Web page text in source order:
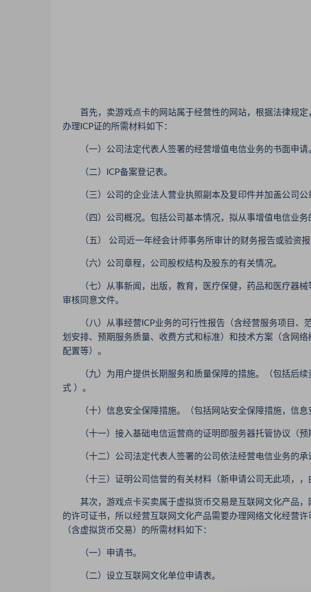
首先，卖游戏点卡的网站属于经营性的网站，根据法律规定
办理ICP证的所需材料如下：
（一）公司法定代表人签署的经营增值电信业务的书面申请
（二）ICP备案登记表。
（三）公司的企业法人营业执照副本及复印件并加盖公司公
（四）公司概况。包括公司基本情况，拟从事增值电信业务
（五） 公司近一年经会计师事务所审计的财务报告或验资报
（六）公司章程，公司股权结构及股东的有关情况。
（七）从事新闻，出版，教育，医疗保健，药品和医疗器械
审核同意文件。
（八）从事经营ICP业务的可行性报告（含经营服务项目、范
划安排、预期服务质量、收费方式和标准）和技术方案（含网
配置等）。
（九）为用户提供长期服务和质量保障的措施。（包括后续
式 ）。
（十）信息安全保障措施。（包括网站安全保障措施，信息
（十一）接入基础电信运营商的证明即服务器托管协议（预
（十二）公司法定代表人签署的公司依法经营电信业务的承
（十三）证明公司信誉的有关材料（新申请公司无此项，，
其次，游戏点卡买卖属于虚拟货币交易是互联网文化产品，
的许可证书，所以经营互联网文化产品需要办理网络文化经营
（含虚拟货币交易）的所需材料如下：
（一）申请书。
（二）设立互联网文化单位申请表。